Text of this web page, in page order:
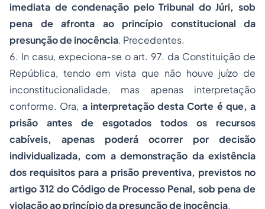
imediata de condenação pelo Tribunal do Júri, sob
pena de afronta ao princípio constitucional da
presunção de inocência. Precedentes.
6. In casu, expeciona-se o art. 97. da Constituição de
República, tendo em vista que não houve juízo de
inconstitucionalidade, mas apenas interpretação
conforme. Ora, a interpretação desta Corte é que, a
prisão antes de esgotados todos os recursos
cabíveis, apenas poderá ocorrer por decisão
individualizada, com a demonstração da existência
dos requisitos para a prisão preventiva, previstos no
artigo 312 do Código de Processo Penal, sob pena de
violação ao princípio da presunção de inocência.